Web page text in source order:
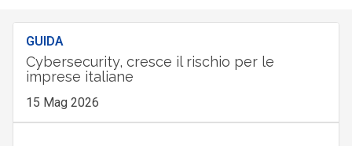
GUIDA
Cybersecurity, cresce il rischio per le
imprese italiane
15 Mag 2026